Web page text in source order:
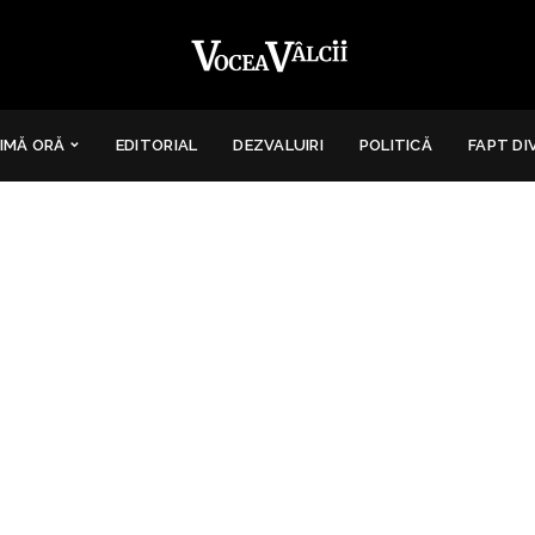
ORĂ EDITORIAL DEZVALUIRI POLITICĂ FAPT